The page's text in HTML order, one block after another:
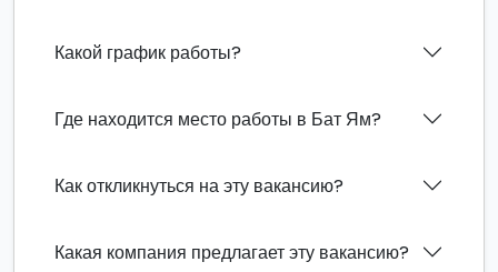
Какой график работы?
Где находится место работы в Бат Ям?
Как откликнуться на эту вакансию?
Какая компания предлагает эту вакансию?